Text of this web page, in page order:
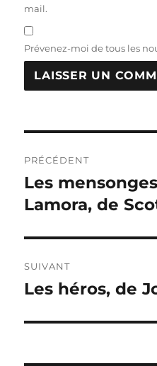
mail.
Prévenez-moi de tous les
de
l’article
PRÉCÉDENT
Publication
précédente :
Les
Lamora, de
SUIVANT
Publication
Les héros, de